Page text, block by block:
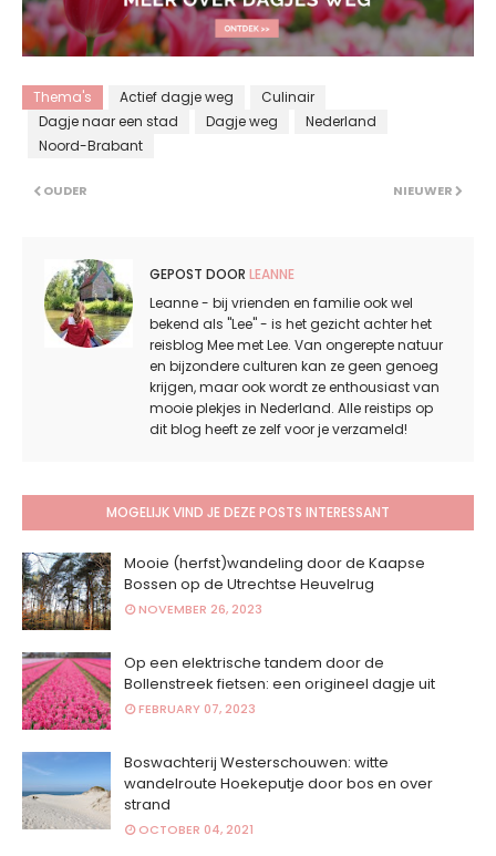
Thema's Actief dagje weg
Culinair
Dagje naar een stad
Dagje weg
Nederland
Noord-Brabant
NIEUWER
OUDER
GEPOST DOOR LEANNE
Leanne - bij vrienden en familie ook wel
bekend als "Lee" - is het gezicht achter het
reisblog Mee met Lee. Van ongerepte natuur
en bijzondere culturen kan ze geen genoeg
krijgen, maar ook wordt ze enthousiast van
mooie plekjes in Nederland. Alle reistips op
dit blog heeft ze zelf voor je verzameld!
MOGELIJK VIND JE DEZE POSTS INTERESSANT
Mooie (herfst)wandeling door de Kaapse
Bossen op de Utrechtse Heuvelrug
NOVEMBER 26, 2023
Op een elektrische tandem door de
Bollenstreek fietsen: een origineel dagje uit
FEBRUARY 07, 2023
Boswachterij Westerschouwen: witte
wandelroute Hoekeputje door bos en over
strand
OCTOBER 04, 2021